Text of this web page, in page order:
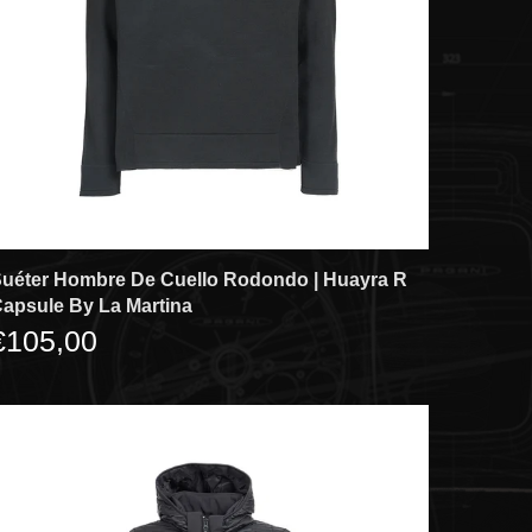
Hombre De Cuello Rodondo | Huayra R
By La Martina